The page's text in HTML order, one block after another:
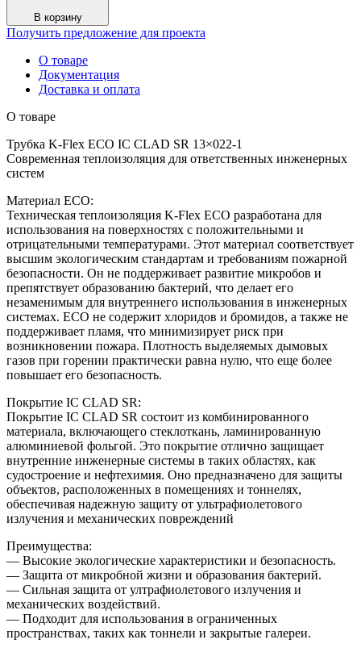
В корзину
Получить предложение для проекта
О товаре
Документация
Доставка и оплата
О товаре
Трубка K-Flex ECO IC CLAD SR 13×022-1
Современная теплоизоляция для ответственных инженерных
систем
Материал ECO:
Техническая теплоизоляция K-Flex ECO разработана для
использования на поверхностях с положительными и
отрицательными температурами. Этот материал соответствует
высшим экологическим стандартам и требованиям пожарной
безопасности. Он не поддерживает развитие микробов и
препятствует образованию бактерий, что делает его
незаменимым для внутреннего использования в инженерных
системах. ECO не содержит хлоридов и бромидов, а также не
поддерживает пламя, что минимизирует риск при
возникновении пожара. Плотность выделяемых дымовых
газов при горении практически равна нулю, что еще более
повышает его безопасность.
Покрытие IC CLAD SR:
Покрытие IC CLAD SR состоит из комбинированного
материала, включающего стеклоткань, ламинированную
алюминиевой фольгой. Это покрытие отлично защищает
внутренние инженерные системы в таких областях, как
судостроение и нефтехимия. Оно предназначено для защиты
объектов, расположенных в помещениях и тоннелях,
обеспечивая надежную защиту от ультрафиолетового
излучения и механических повреждений
Преимущества:
— Высокие экологические характеристики и безопасность.
— Защита от микробной жизни и образования бактерий.
— Сильная защита от ултрафиолетового излучения и
механических воздействий.
— Подходит для использования в ограниченных
пространствах, таких как тоннели и закрытые галереи.